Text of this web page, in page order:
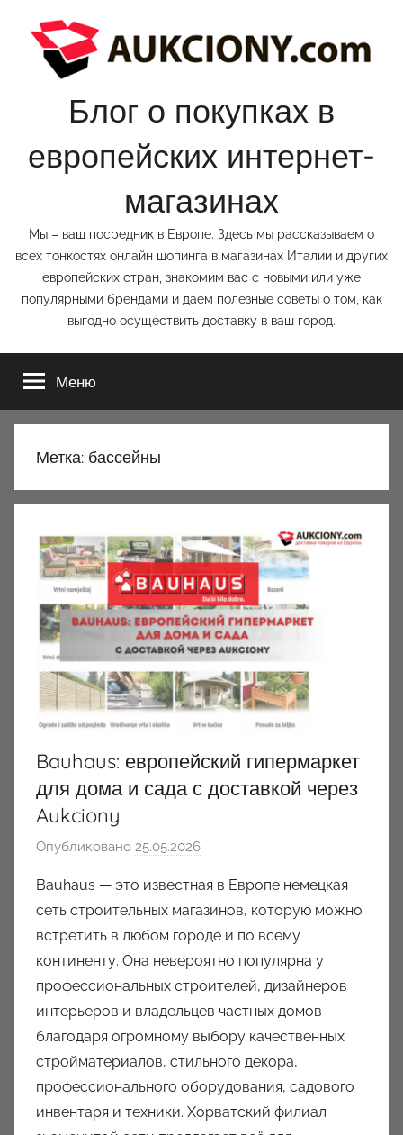
содержимому
Блог о покупках в
европейских интернет-
магазинах
Мы – ваш посредник в Европе. Здесь мы рассказываем о
всех тонкостях онлайн шопинга в магазинах Италии и других
европейских стран, знакомим вас с новыми или уже
популярными брендами и даём полезные советы о том, как
выгодно осуществить доставку в ваш город.
Меню
Метка: бассейны
Bauhaus: европейский гипермаркет
для дома и сада с доставкой через
Aukciony
Опубликовано 25.05.2026
т
о
р
о
м
a
u
k
c
Bauhaus — это известная в Европе немецкая
сеть строительных магазинов, которую можно
встретить в любом городе и по всему
континенту. Она невероятно популярна у
профессиональных строителей, дизайнеров
интерьеров и владельцев частных домов
благодаря огромному выбору качественных
стройматериалов, стильного декора,
профессионального оборудования, садового
инвентаря и техники. Хорватский филиал